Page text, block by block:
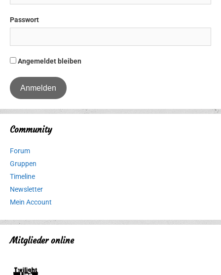
Passwort
Angemeldet bleiben
Community
Forum
Gruppen
Timeline
Newsletter
Mein Account
Mitglieder online